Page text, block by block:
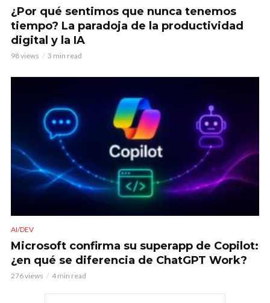
¿Por qué sentimos que nunca tenemos
tiempo? La paradoja de la productividad
digital y la IA
98 views 3 min read
AI/DEV
Microsoft confirma su superapp de Copilot:
¿en qué se diferencia de ChatGPT Work?
276 views 4 min read